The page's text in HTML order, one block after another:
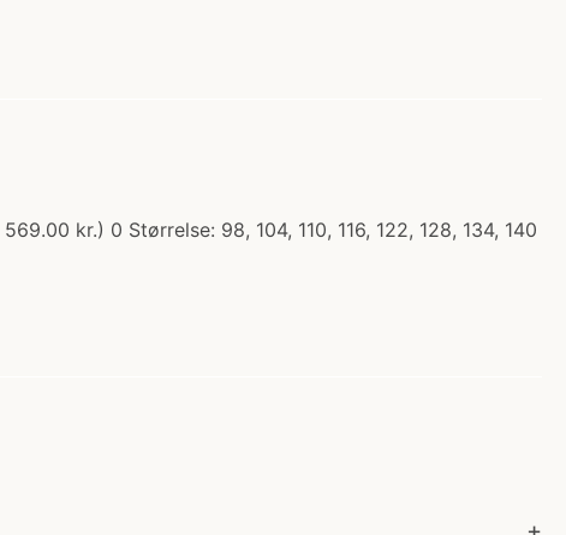
kr.) 0 Størrelse: 98, 104, 110, 116, 122, 128, 134, 140